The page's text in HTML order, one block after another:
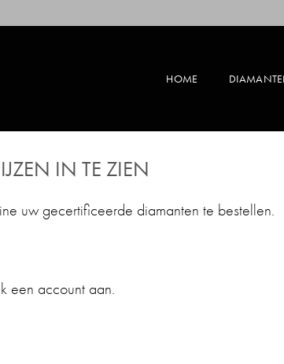
HOME
IN TE ZIEN
uw gecertificeerde diamanten te bestellen.
een account aan.